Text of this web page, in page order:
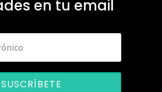
en tu email
SUSCRÍBETE